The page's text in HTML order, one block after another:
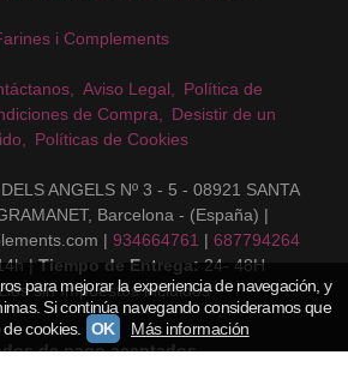
i Complements
Aviso Legal
Política de
de Compra
Desistir de un
Políticas de Cookies
ANGELS Nº 3 - 5 - 08921 SANTA
Barcelona - (España) |
| 934664761 | 687794264
| Tiempo de Entrega: 24- 48H
sin Impuestos incluidos
de pago aceptados
para mejorar la experiencia de navegación, y
Si continúa navegando consideramos que
cookies.
OK Más información